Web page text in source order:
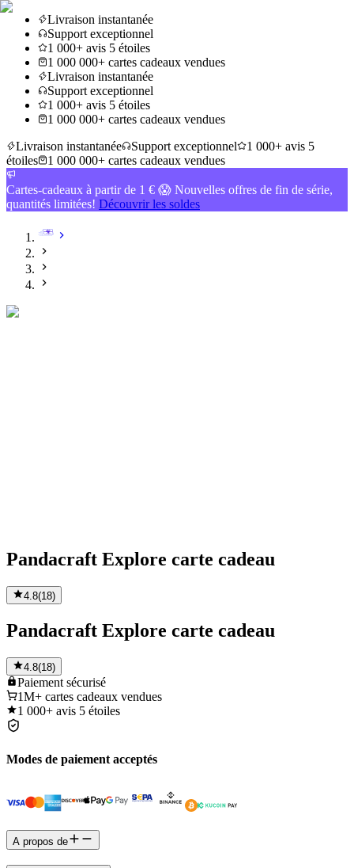
Livraison instantanée
Support exceptionnel
1 000+ avis 5 étoiles
1 000 000+ cartes cadeaux vendues
Livraison instantanée
Support exceptionnel
1 000+ avis 5 étoiles
1 000 000+ cartes cadeaux vendues
Livraison instantanée
Support exceptionnel
1 000+ avis 5
étoiles
1 000 000+ cartes cadeaux vendues
Cartes-cadeaux à partir de 1 € 😱 Nouvelles offres de fin de série,
quantités limitées! Découvrir les soldes
Pandacraft Explore carte cadeau
4.8(18)
Pandacraft Explore carte cadeau
4.8(18)
Paiement sécurisé
1M+ cartes cadeaux vendues
1 000+ avis 5 étoiles
Modes de paiement acceptés
A propos de